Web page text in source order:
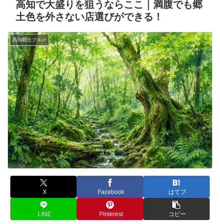
高知で大盛りを狙うならここ｜満腹でも郷
土色を外さない店選びができる！
高知郷土グルメ
X Facebook はてブ
LINE Pinterest コピー